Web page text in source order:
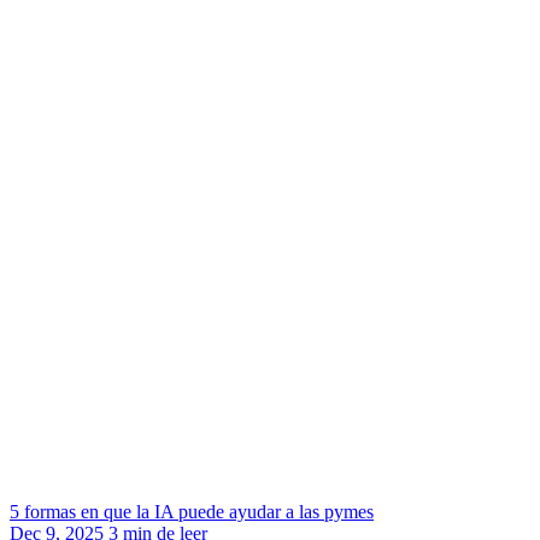
5 formas en que la IA puede ayudar a las pymes
Dec 9, 2025 3 min de leer